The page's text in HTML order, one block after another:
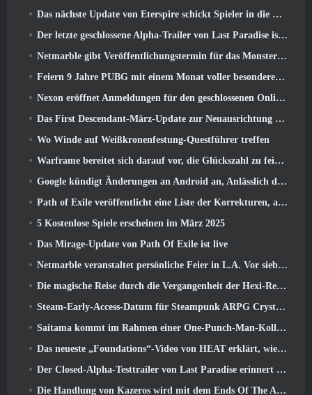
Das nächste Update von Eterspire schickt Spieler in die Zwergenminen
Der letzte geschlossene Alpha-Trailer von Last Paradise ist ein kleines, aber erschreckendes Kunstwerk
Netmarble gibt Veröffentlichungstermin für das Monsterzähmungs-Action-Rollenspiel Mongil bekannt: Sternentauchen
Feiern 9 Jahre PUBG mit einem Monat voller besonderer Aktivitäten
Nexon eröffnet Anmeldungen für den geschlossenen Online-Test von MapleStory Classic World im April
Das First Descendant-März-Update zur Neuausrichtung von Sharen und zur Einführung neuer Inhalte
Wo Winde auf Weißkronenfestung-Questführer treffen
Warframe bereitet sich darauf vor, die Glückszahl zu feiern 13 Mit Jubiläumsveranstaltungen
Google kündigt Änderungen an Android an, Anlässlich der Rückkehr von Fortnite in den Play Store
Path of Exile veröffentlicht eine Liste der Korrekturen, an denen nach dem Start von Mirage gearbeitet wird
5 Kostenlose Spiele erscheinen im März 2025
Das Mirage-Update von Path Of Exile ist live
Netmarble veranstaltet persönliche Feier in L.A. Vor sieben Todsünden: Origin-Start
Die magische Reise durch die Vergangenheit der Hexi-Region beginnt dort, wo heute Winde aufeinander treffen
Steam-Early-Access-Datum für Steampunk ARPG Crystalfall bekannt gegeben
Saitama kommt im Rahmen einer One-Punch-Man-Kollaborationsveranstaltung zu MapleStory
Das neueste „Foundations“-Video von HEAT erklärt, wie Agenten und Panzer zusammenarbeiten
Der Closed-Alpha-Testtrailer von Last Paradise erinnert uns daran, wie es wirklich ist, die Zombie-Apokalypse zu überleben
Die Handlung von Kazeros wird mit dem Ends Of The Abyss-Update von Lost Ark abgeschlossen